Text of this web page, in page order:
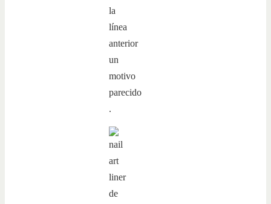
la
línea
anterior
un
motivo
parecido
.